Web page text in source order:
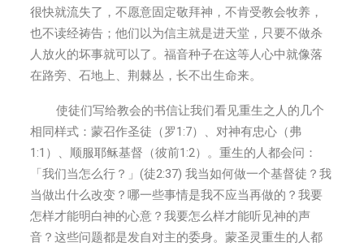
很快就流失了，不愿意固定敬拜神，不肯受教会牧养，
也不读经祷告；他们以为信主就是进天堂，只要不做杀
人放火的坏事就可以了。福音种子在这等人心中就像落
在路旁、石地上、荆棘丛，长不出生命来。
使徒们写给教会的书信让我们看见重生之人的几个
相同样式：蒙召作圣徒（罗1:7）、对神有忠心（弗
1:1）、顺服耶稣基督（彼前1:2）。重生的人都会问：
「我们当怎么行？」(徒2:37) 我当如何做一个基督徒？我
当做出什么改变？哪一些事情是我不应当再做的？我要
怎样才能明白神的心意？我要怎么样才能听见神的声
音？这些问题都是发自对主的委身。蒙圣灵重生的人都